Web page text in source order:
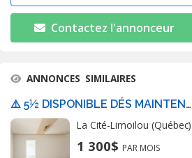
Contactez l'annonceur
ANNONCES SIMILAIRES
⚠️ 5½ DISPONIBLE DÉS MAINTENANT⚠️
La Cité-Limoilou (Québec)
1 300$ PAR MOIS